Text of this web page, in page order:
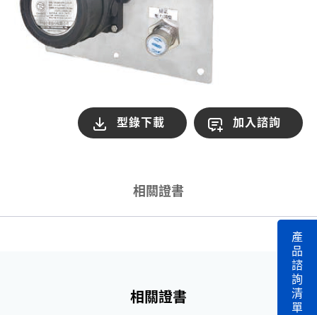
型錄下載 加入諮詢
相關證書
相關證書
產
品
諮
詢
清
單